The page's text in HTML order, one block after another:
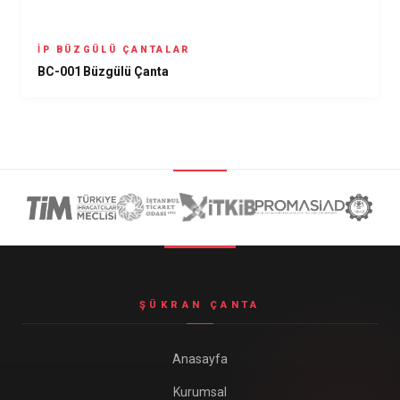
İP BÜZGÜLÜ ÇANTALAR
BC-001 Büzgülü Çanta
ŞÜKRAN ÇANTA
Anasayfa
Kurumsal